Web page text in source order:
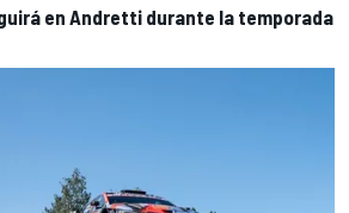
en Andretti durante la temporada